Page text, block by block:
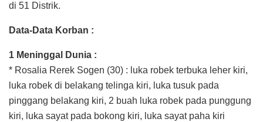
di 51 Distrik.
Data-Data Korban :
1 Meninggal Dunia :
* Rosalia Rerek Sogen (30) : luka robek terbuka leher kiri,
luka robek di belakang telinga kiri, luka tusuk pada
pinggang belakang kiri, 2 buah luka robek pada punggung
kiri, luka sayat pada bokong kiri, luka sayat paha kiri